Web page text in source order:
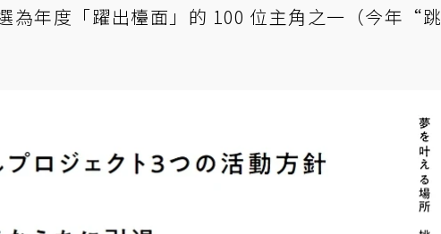
為年度「躍出檯面」的 100 位主角之一（今年“跳